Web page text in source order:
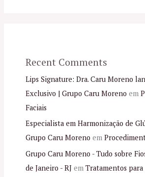
Recent Comments
Lips Signature: Dra. Caru Moreno
Exclusivo | Grupo Caru Moreno em
Faciais
Especialista em Harmonização de
Grupo Caru Moreno em
Grupo Caru Moreno - Tudo sobre
de Janeiro - RJem Tratamentos para